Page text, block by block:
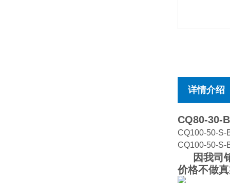
详情介绍
CQ80-30-
CQ100-50-S-
CQ100-50-S-
因我司销
价格不做